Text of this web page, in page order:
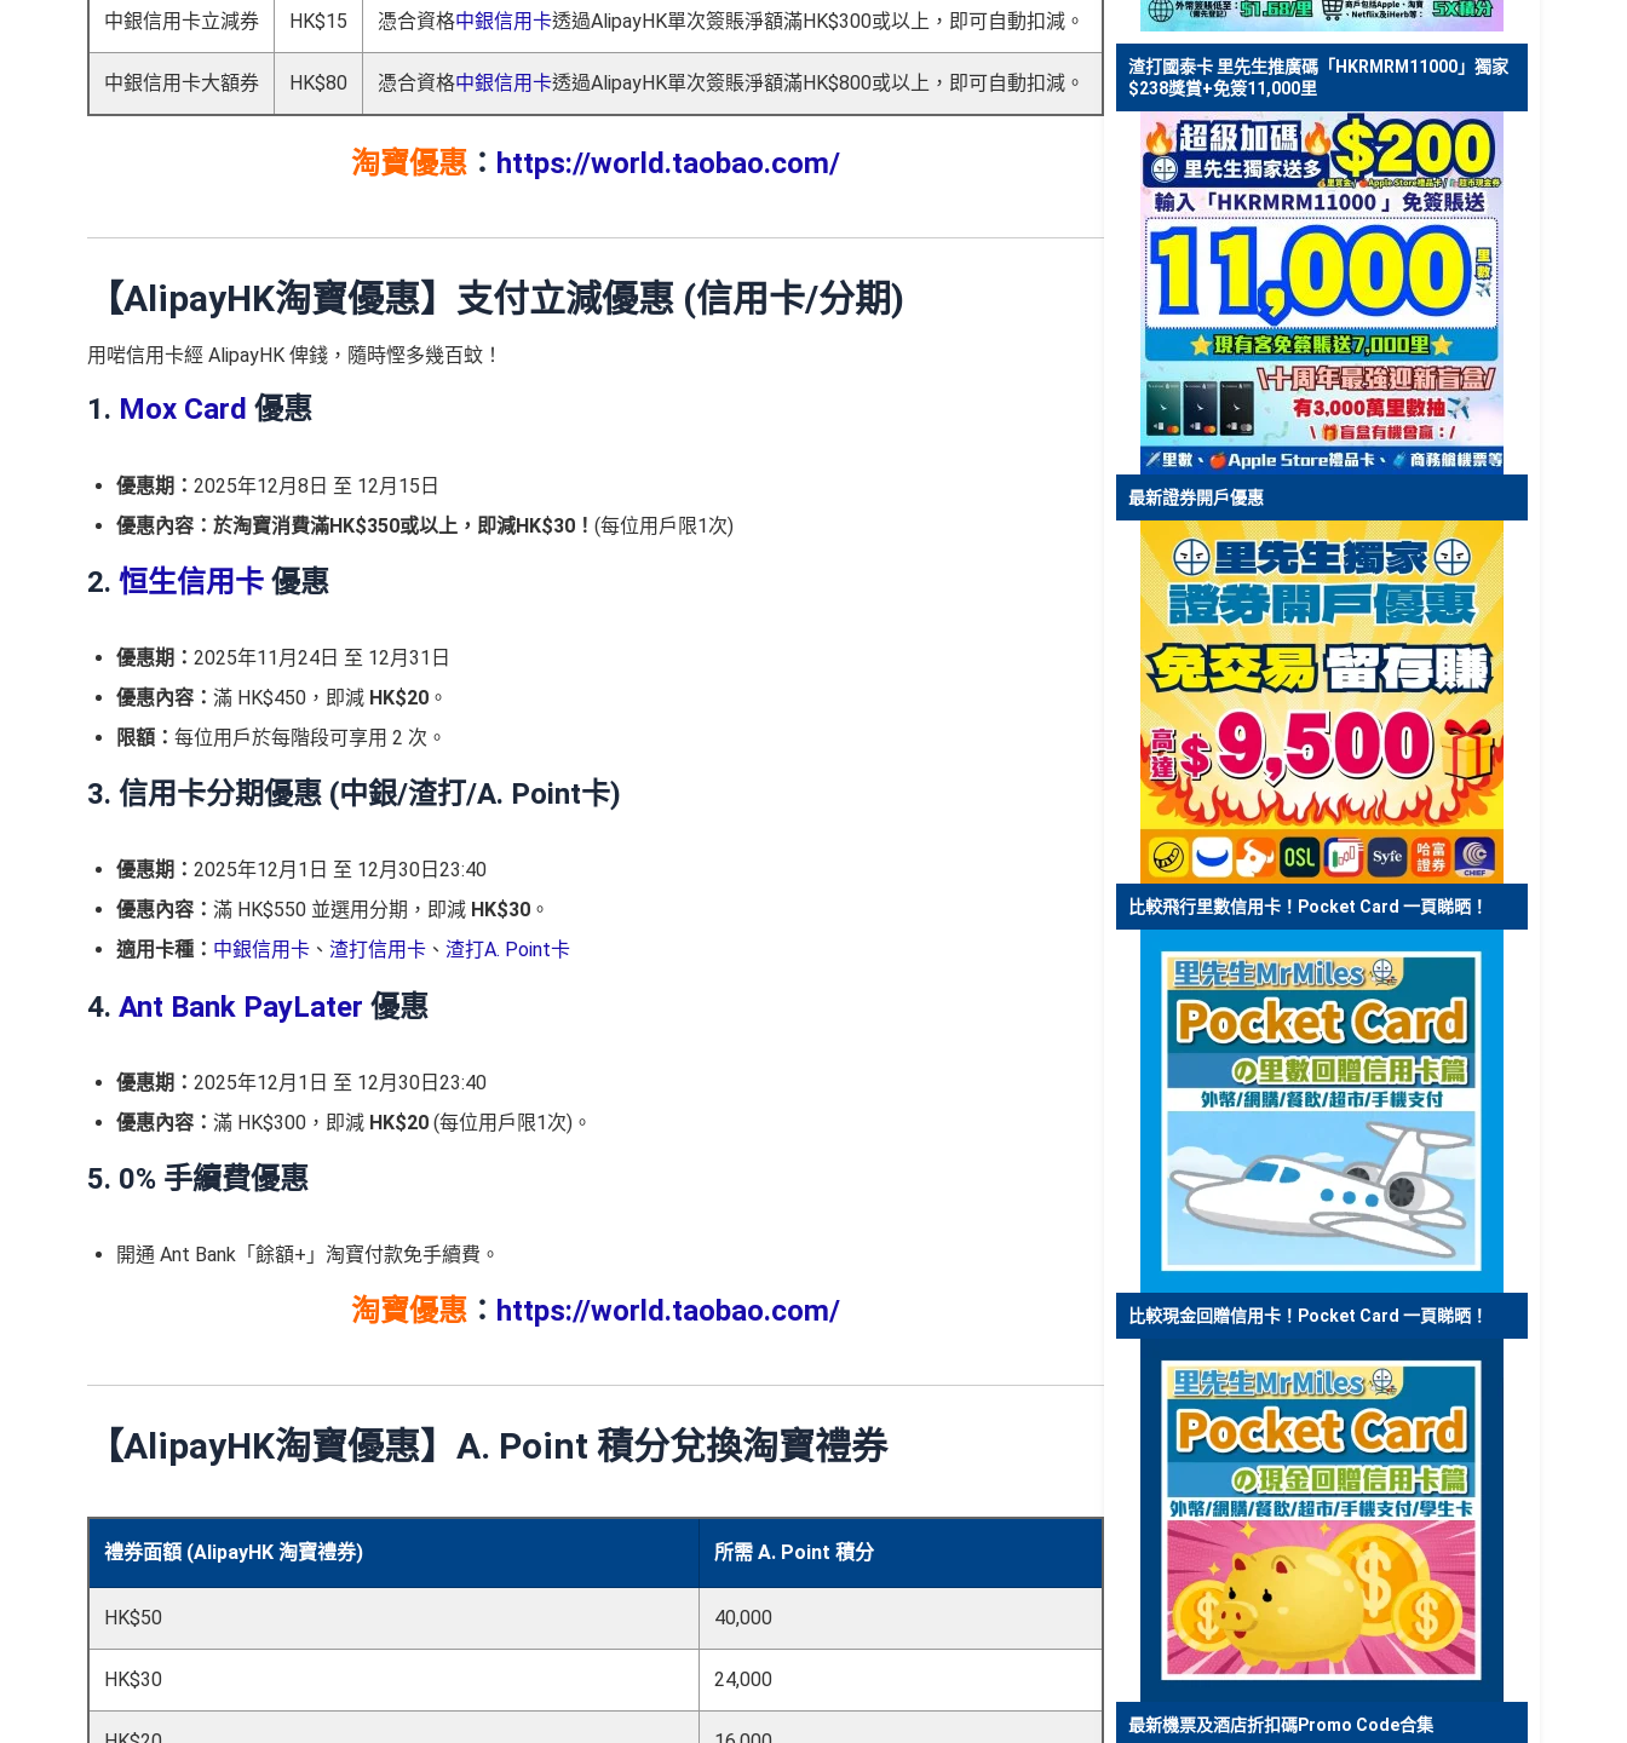
中銀信用卡立減券 HK$15 憑合資格中銀信用卡透過AlipayHK單次簽賬淨額滿HK$300或以上，即可自動扣減。
中銀信用卡大額券 HK$80 憑合資格中銀信用卡透過AlipayHK單次簽賬淨額滿HK$800或以上，即可自動扣減。
淘寶優惠 ： https://world.taobao.com/
【AlipayHK淘寶優惠】支付立減優惠 (信用卡/分期)
用啱信用卡經 AlipayHK 俾錢，隨時慳多幾百蚊！
1. Mox Card 優惠
優惠期： 2025年12月8日 至 12月15日
優惠內容：於淘寶消費滿HK$350或以上，即減HK$30！ (每位用戶限1次)
2. 恒生信用卡 優惠
優惠期： 2025年11月24日 至 12月31日
優惠內容： 滿 HK$450，即減 HK$20 。
限額： 每位用戶於每階段可享用 2 次。
3. 信用卡分期優惠 (中銀/渣打/A. Point卡)
優惠期： 2025年12月1日 至 12月30日23:40
優惠內容： 滿 HK$550 並選用分期，即減 HK$30 。
適用卡種： 中銀信用卡 、 渣打信用卡 、 渣打A. Point卡
4. Ant Bank PayLater 優惠
優惠期： 2025年12月1日 至 12月30日23:40
優惠內容： 滿 HK$300，即減 HK$20 (每位用戶限1次)。
5. 0% 手續費優惠
開通 Ant Bank「餘額+」淘寶付款免手續費。
淘寶優惠 ： https://world.taobao.com/
【AlipayHK淘寶優惠】A. Point 積分兌換淘寶禮券
禮券面額 (AlipayHK 淘寶禮券) 所需 A. Point 積分
HK$50 40,000
HK$30 24,000
渣打國泰卡 里先生推廣碼「HKRMRM11000」獨家
$238獎賞+免簽11,000里
最新證券開戶優惠
比較飛行里數信用卡！Pocket Card 一頁睇晒！
比較現金回贈信用卡！Pocket Card 一頁睇晒！
最新機票及酒店折扣碼Promo Code合集